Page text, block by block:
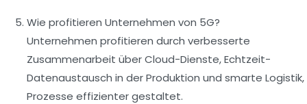
Wie profitieren Unternehmen von 5G?
Unternehmen profitieren durch verbesserte
Zusammenarbeit über Cloud-Dienste, Echtzeit-
Datenaustausch in der Produktion und smarte Logistik,
Prozesse effizienter gestaltet.